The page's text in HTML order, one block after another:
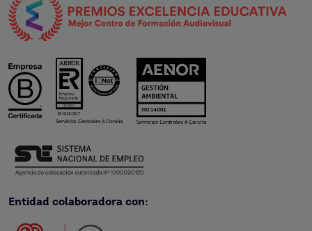
Entidad colaboradora con: